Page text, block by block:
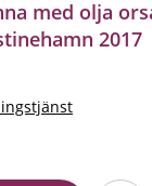
med olja
2017